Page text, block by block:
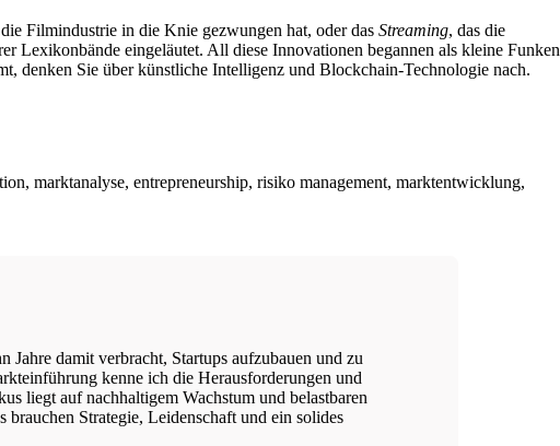
Filmindustrie in die Knie gezwungen hat, oder das Streaming, das die
Lexikonbände eingeläutet. All diese Innovationen begannen als kleine Funken
denken Sie über künstliche Intelligenz und Blockchain-Technologie nach.
marktanalyse, entrepreneurship, risiko management, marktentwicklung,
Jahre damit verbracht, Startups aufzubauen und zu
kenne ich die Herausforderungen und
liegt auf nachhaltigem Wachstum und belastbaren
brauchen Strategie, Leidenschaft und ein solides